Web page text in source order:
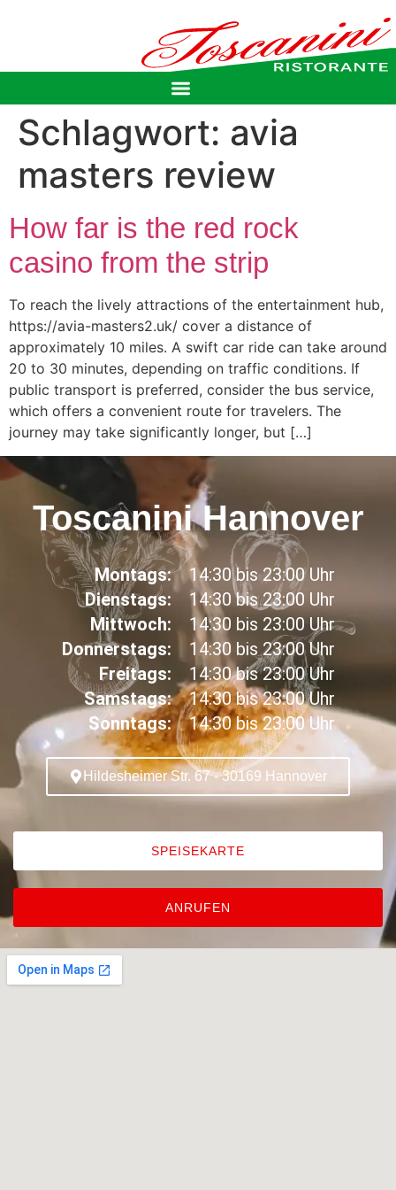
Schlagwort: avia
masters review
How far is the red rock
casino from the strip
To reach the lively attractions of the entertainment hub,
https://avia-masters2.uk/ cover a distance of
approximately 10 miles. A swift car ride can take around
20 to 30 minutes, depending on traffic conditions. If
public transport is preferred, consider the bus service,
which offers a convenient route for travelers. The
journey may take significantly longer, but […]
Toscanini Hannover
Montags:
Dienstags:
Mittwoch:
Donnerstags:
Freitags:
Samstags:
Sonntags:
14:30 bis 23:00 Uhr
14:30 bis 23:00 Uhr
14:30 bis 23:00 Uhr
14:30 bis 23:00 Uhr
14:30 bis 23:00 Uhr
14:30 bis 23:00 Uhr
14:30 bis 23:00 Uhr
Hildesheimer Str. 67 - 30169 Hannover
SPEISEKARTE
ANRUFEN